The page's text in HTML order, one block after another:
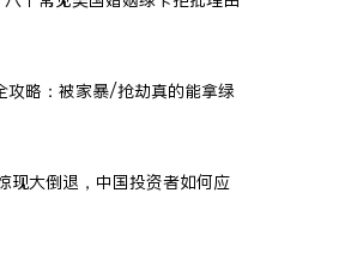
攻略：被家暴/抢劫真的能拿绿
现大倒退，中国投资者如何应